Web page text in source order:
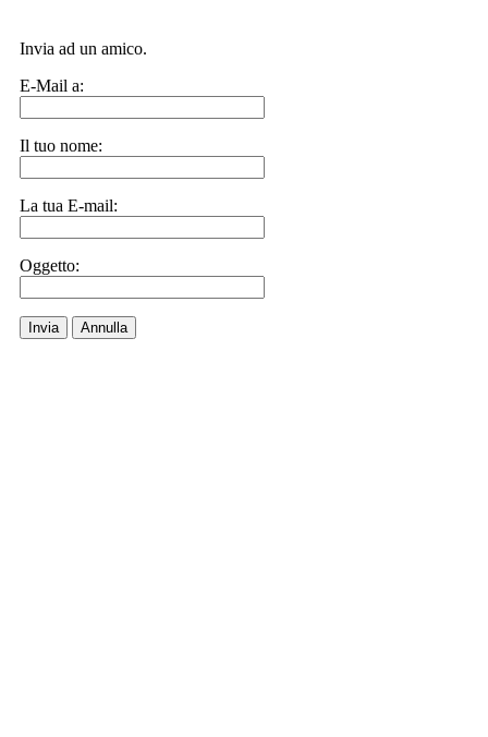
Invia ad un amico.
E-Mail a:
Il tuo nome:
La tua E-mail:
Oggetto:
Invia Annulla